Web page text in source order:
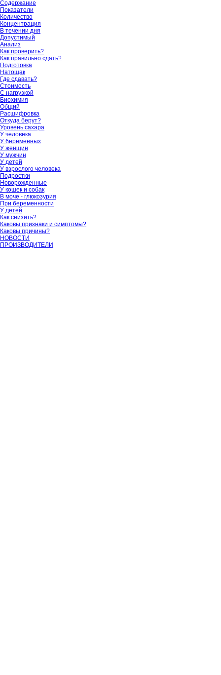
Содержание
Показатели
Количество
Концентрация
В течении дня
Допустимый
Анализ
Как проверить?
Как правильно сдать?
Подготовка
Натощак
Где сдавать?
Стоимость
С нагрузкой
Биохимия
Общий
Расшифровка
Откуда берут?
Уровень сахара
У человека
У беременных
У женщин
У мужчин
У детей
У взрослого человека
Подростки
Новорожденные
У кошек и собак
В моче - глюкозурия
При беременности
У детей
Как снизить?
Каковы признаки и симптомы?
Каковы причины?
НОВОСТИ
ПРОИЗВОДИТЕЛИ